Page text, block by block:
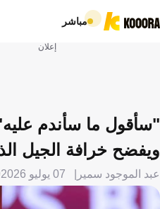
مباشر
إعلان
"سأقول ما سأندم
ويفضح خرافة الجيل
عبد الموجود سمير 07 يوليو 2026